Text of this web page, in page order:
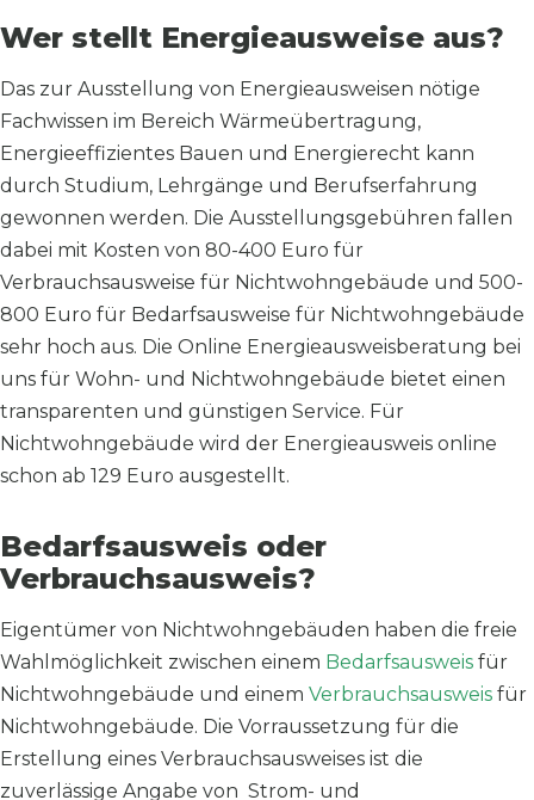
Wer stellt Energieausweise aus?
Das zur Ausstellung von Energieausweisen nötige
Fachwissen im Bereich Wärmeübertragung,
Energieeffizientes Bauen und Energierecht kann
durch Studium, Lehrgänge und Berufserfahrung
gewonnen werden. Die Ausstellungsgebühren fallen
dabei mit Kosten von 80-400 Euro für
Verbrauchsausweise für Nichtwohngebäude und 500-
800 Euro für Bedarfsausweise für Nichtwohngebäude
sehr hoch aus. Die Online Energieausweisberatung bei
uns für Wohn- und Nichtwohngebäude bietet einen
transparenten und günstigen Service. Für
Nichtwohngebäude wird der Energieausweis online
schon ab 129 Euro ausgestellt.
Bedarfsausweis oder
Verbrauchsausweis?
Eigentümer von Nichtwohngebäuden haben die freie
Wahlmöglichkeit zwischen einem Bedarfsausweis für
Nichtwohngebäude und einem Verbrauchsausweis für
Nichtwohngebäude. Die Vorraussetzung für die
Erstellung eines Verbrauchsausweises ist die
zuverlässige Angabe von Strom- und